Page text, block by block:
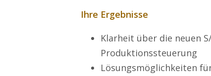
Ihre Ergebnisse
Klarheit über die neuen
Produktionssteuerung
Lösungsmöglichkeiten